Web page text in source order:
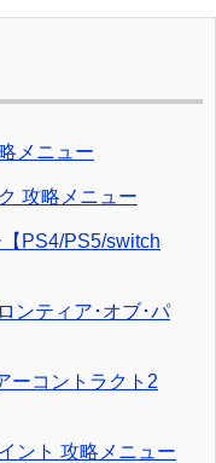
メニュー
攻略メニュー
PS4/PS5/switch
ンティア･オブ･パ
ーコントラクト2
ント 攻略メニュー